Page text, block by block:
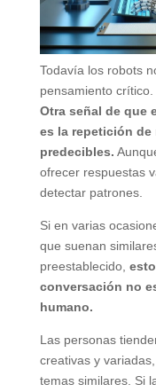
Todavía los robots
pensamiento
Otra señal de que
es la repetición de
predecibles.
ofrecer respuestas
detectar patrones.
Si en varias
que suenan
preestablecido,
conversación no
humano.
Las personas
creativas y
temas similares. Si